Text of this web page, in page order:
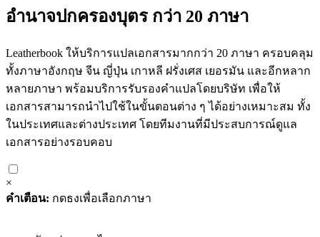
อำนาจปกครองบุตร กว่า 20 ภาษา
Leatherbook ให้บริการแปลเอกสารมากกว่า 20 ภาษา ครอบคลุม
ทั้งภาษาอังกฤษ จีน ญี่ปุ่น เกาหลี ฝรั่งเศส เยอรมัน และอีกหลาก
หลายภาษา พร้อมบริการรับรองคำแปลโดยบริษัท เพื่อให้
เอกสารสามารถนำไปใช้ในขั้นตอนต่าง ๆ ได้อย่างเหมาะสม ทั้ง
ในประเทศและต่างประเทศ โดยทีมงานที่มีประสบการณ์ดูแล
เอกสารอย่างรอบคอบ
×
คำเตือน: กดธงเพื่อเลือกภาษา